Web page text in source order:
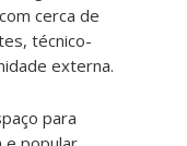
cerca de
técnico-
externa.
para